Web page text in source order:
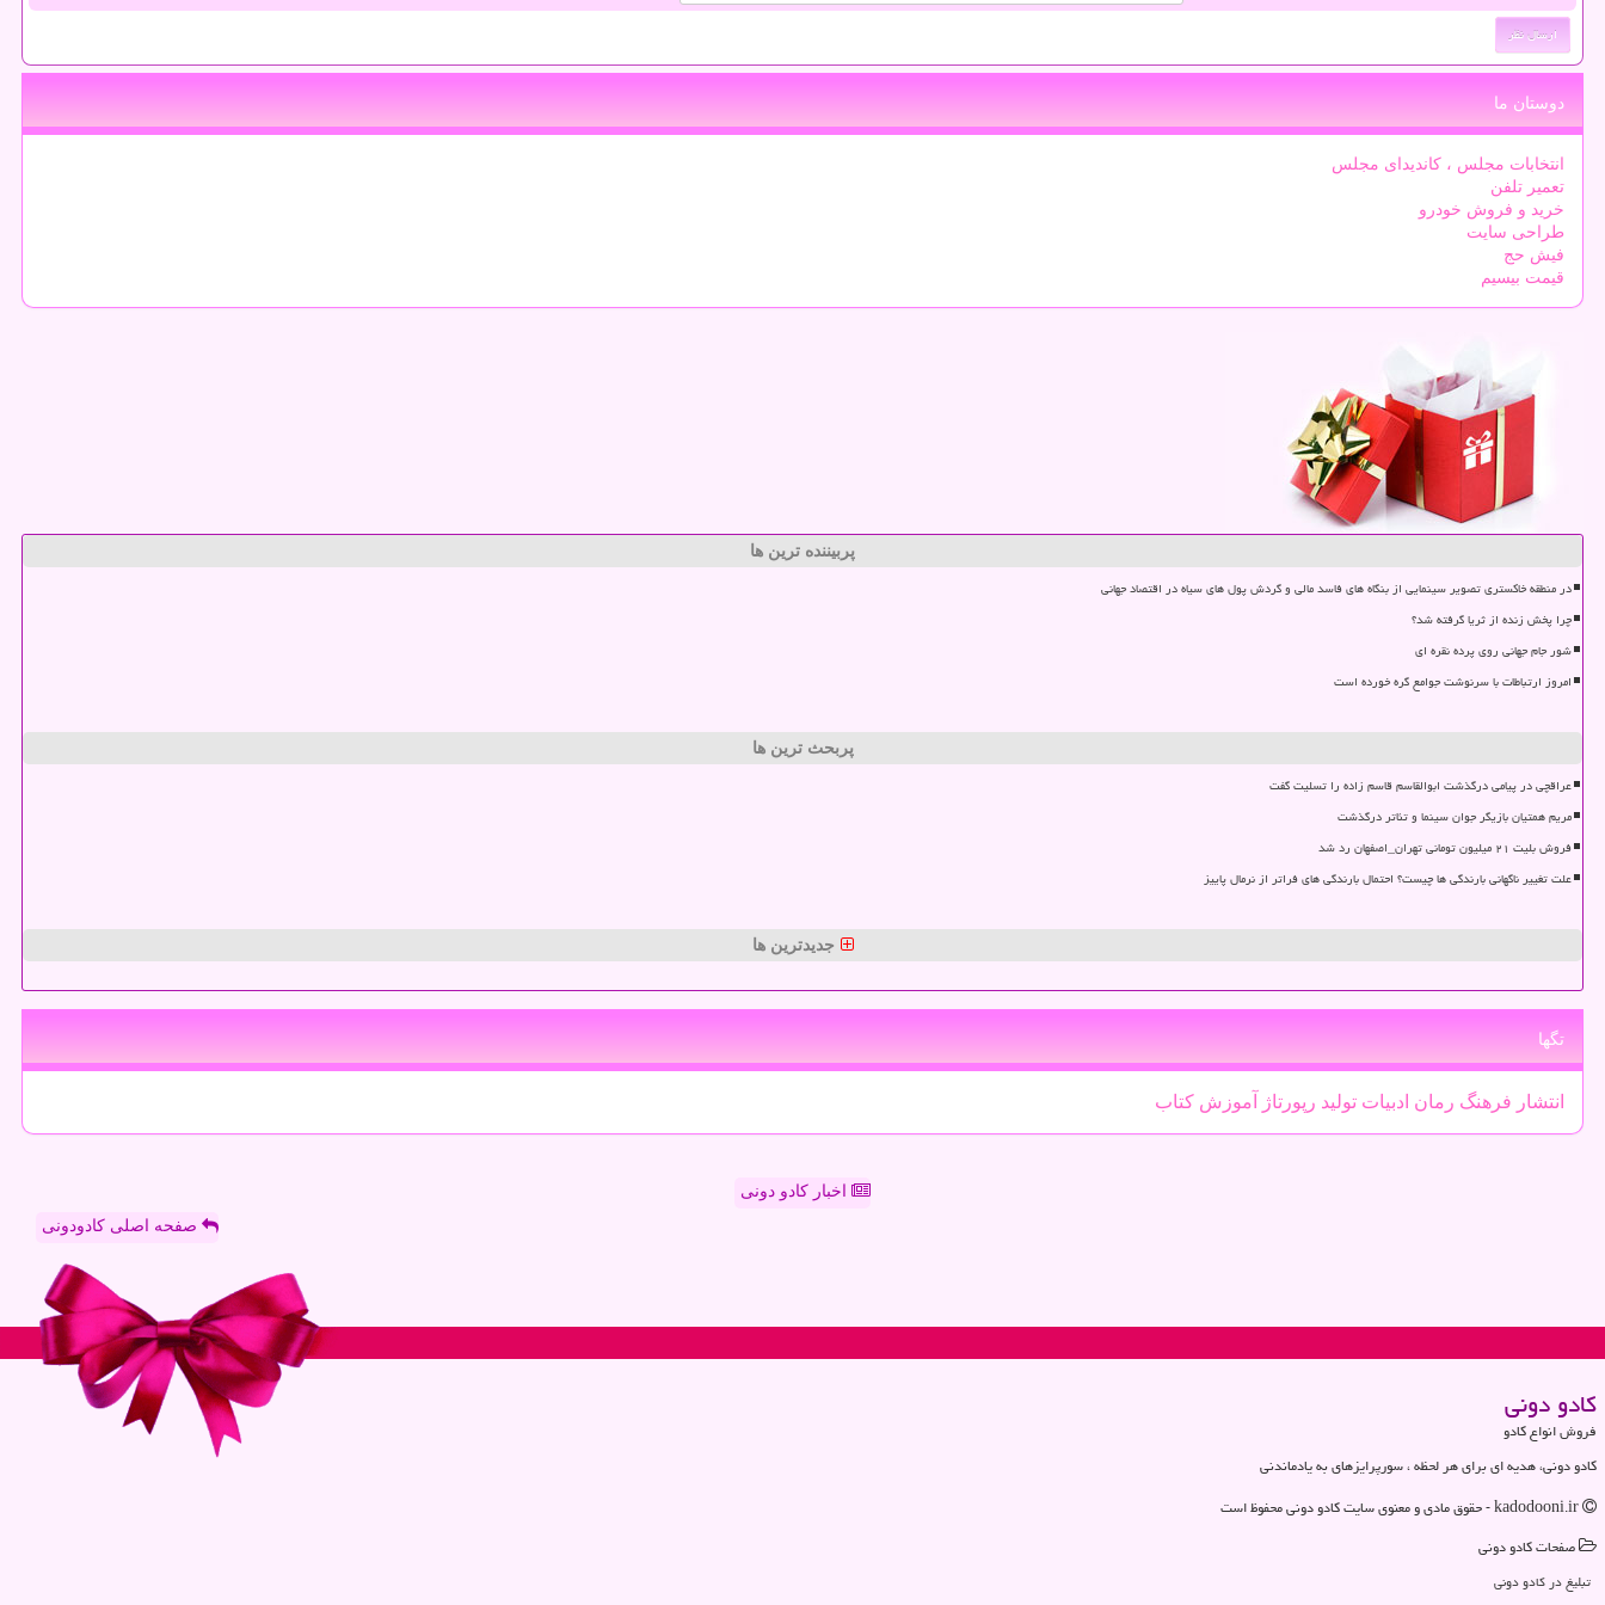
دوستان ما
انتخابات مجلس ، کاندیدای مجلس
تعمیر تلفن
خرید و فروش خودرو
طراحی سایت
فیش حج
قیمت بیسیم
پربیننده ترین ها
در منطقه خاکستری تصویر سینمایی از بنگاه های فاسد مالی و گردش پول های سیاه در اقتصاد جهانی
چرا پخش زنده از ثریا گرفته شد؟
شور جام جهانی روی پرده نقره ای
امروز ارتباطات با سرنوشت جوامع گره خورده است
پربحث ترین ها
عراقچی در پیامی درگذشت ابوالقاسم قاسم زاده را تسلیت گفت
مریم همتیان بازیگر جوان سینما و تئاتر درگذشت
فروش بلیت ۲۱ میلیون تومانی تهران_اصفهان رد شد
علت تغییر ناگهانی بارندگی ها چیست؟ احتمال بارندگی های فراتر از نرمال پاییز
جدیدترین ها
تگها
انتشار فرهنگ رمان ادبیات تولید رپورتاژ آموزش كتاب
اخبار کادو دونی
صفحه اصلی کادودونی
كادو دونی
فروش انواع کادو
کادو دونی، هدیه ای برای هر لحظه ، سورپرایزهای به یادماندنی
صفحات كادو دونی
تبلیغ در كادو دونی